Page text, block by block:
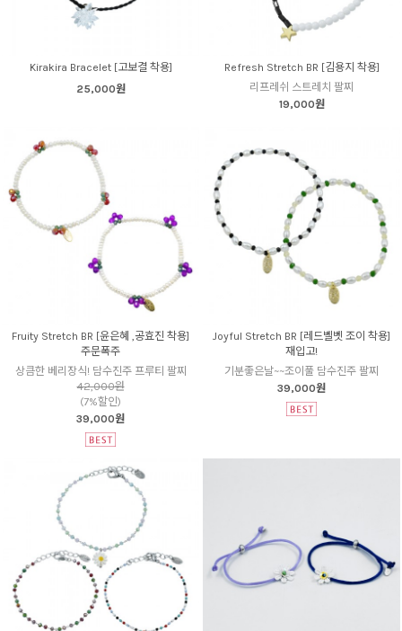
Kirakira Bracelet [고보결 착용]
25,000원
Refresh Stretch BR [김용지 착용]
리프레쉬 스트레치 팔찌
19,000원
Fruity Stretch BR [윤은혜 ,공효진 착용]
주문폭주
상큼한 베리장식! 담수진주 프루티 팔찌
42,000원
(7%할인)
39,000원
Joyful Stretch BR [레드벨벳 조이 착용]
재입고!
기분좋은날~~조이풀 담수진주 팔찌
39,000원